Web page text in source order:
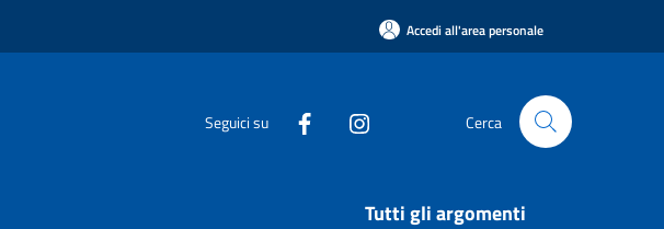
Accedi all'area personale
Seguici su Cerca
Tutti gli argomenti